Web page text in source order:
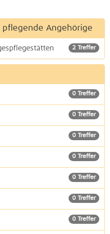
Angehörige
2 Treffer
0 Treffer
0 Treffer
0 Treffer
0 Treffer
0 Treffer
0 Treffer
0 Treffer